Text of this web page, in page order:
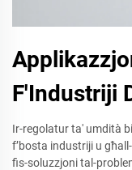
F'Industriji
Ir-regolatur ta' umdità
f’bosta industriji u
fis-soluzzjoni tal-